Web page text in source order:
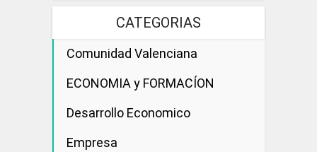
CATEGORIAS
Comunidad Valenciana
ECONOMIA y FORMACÍON
Desarrollo Economico
Empresa